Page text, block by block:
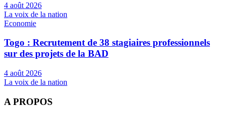
4 août 2026
La voix de la nation
Economie
Togo : Recrutement de 38 stagiaires professionnels
sur des projets de la BAD
4 août 2026
La voix de la nation
A PROPOS